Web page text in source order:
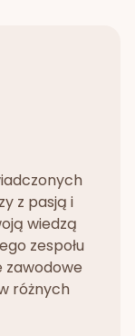
z pasją i
wiedzą
zespołu
zawodowe
różnych